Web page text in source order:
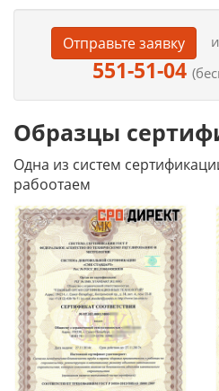
Отправьте заявку
551-51-04
Образцы
Одна из систем
рабоотаем